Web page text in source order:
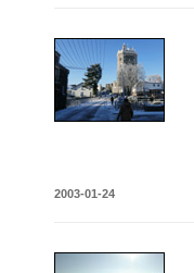
2003-01-24